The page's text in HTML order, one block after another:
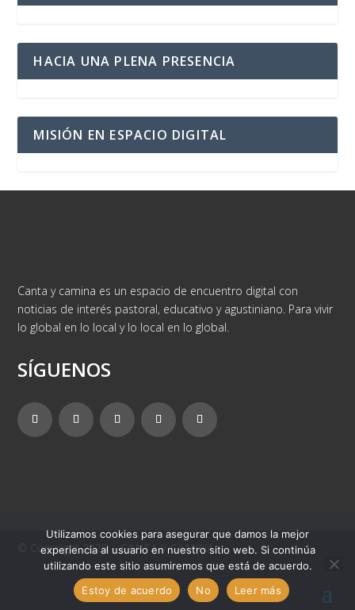
HACIA UNA PLENA PRESENCIA
MISIÓN EN ESPACIO DIGITAL
Canta y camina es un espacio de encuentro digital con
noticias de interés pastoral, educativo y agustiniano. Para vivir
lo global en lo local y lo local en lo global.
SÍGUENOS
© Copyright 2025 – CANTA Y CAMINA
Utilizamos cookies para asegurar que damos la mejor
experiencia al usuario en nuestro sitio web. Si continúa
utilizando este sitio asumiremos que está de acuerdo.
Estoy de acuerdo
No Leer más